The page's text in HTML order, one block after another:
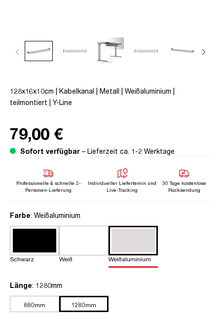
128x16x10cm | Kabelkanal | Metall | Weißaluminium |
teilmontiert | Y-Line
79,00 €
Sofort verfügbar – Lieferzeit ca. 1-2 Werktage
Professionelle & schnelle 2-
Personen-Lieferung
Individueller Liefertemin und
Live-Tracking
30 Tage kostenlose
Rücksendung
Farbeauswählen
: Weißaluminium
Schwarz Weiß Weißaluminium
Längeauswählen
: 1280mm
880mm 1280mm